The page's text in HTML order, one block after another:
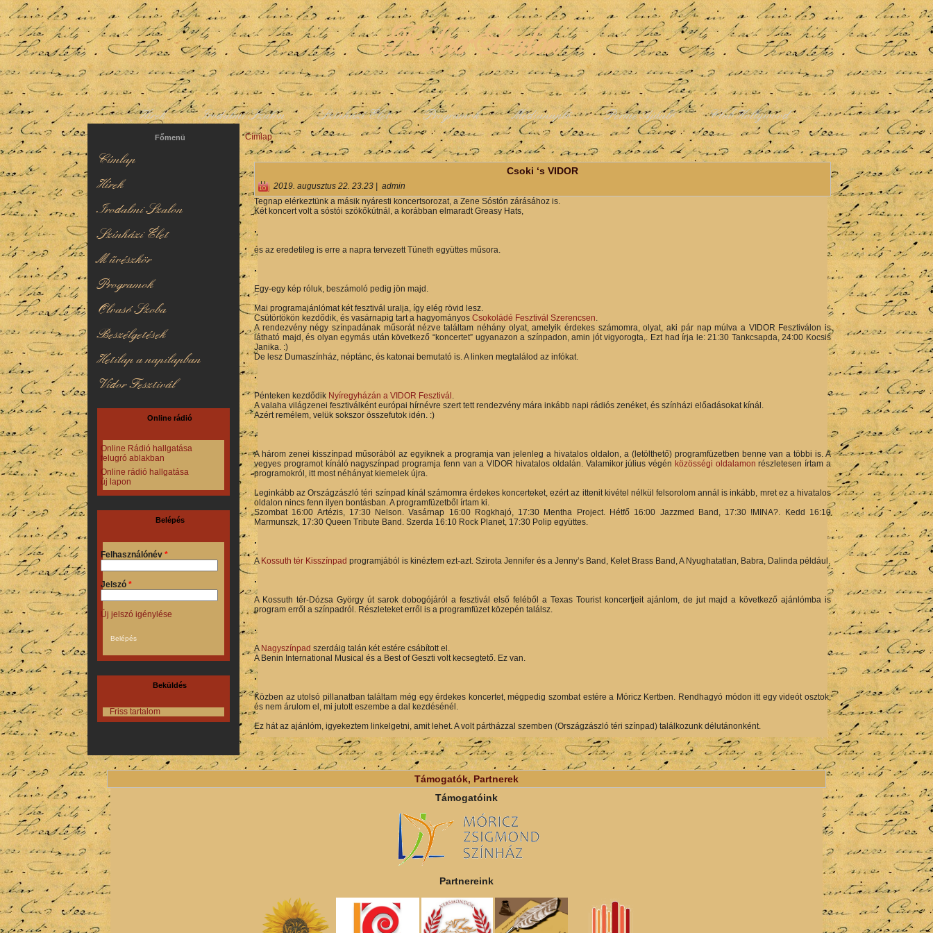
KulturSzalon
Hírek Irodalmi Szalon Színházi Élet Programok Médianapló Perme Ajánló Club Hollywood
Főmenü
Címlap
Hírek
Irodalmi Szalon
Színházi Élet
Művészkör
Programok
Olvasó Szoba
Beszélgetések
Hetilap a napilapban
Vidor Fesztivál
Online rádió
Online Rádió hallgatása
felugró ablakban
Online rádió hallgatása
új lapon
Belépés
Felhasználónév *
Jelszó *
Új jelszó igénylése
Beküldés
Friss tartalom
Jelenlegi hely
Címlap
Csoki ‘s VIDOR
2019. augusztus 22. 23.23
admin
Tegnap elérkeztünk a másik nyáresti koncertsorozat, a Zene Sóstón zárásához is.
Két koncert volt a sóstói szökőkútnál, a korábban elmaradt Greasy Hats,
és az eredetileg is erre a napra tervezett Tüneth együttes műsora.
Egy-egy kép róluk, beszámoló pedig jön majd.
Mai programajánlómat két fesztivál uralja, így elég rövid lesz.
Csütörtökön kezdődik, és vasárnapig tart a hagyományos Csokoládé Fesztivál Szerencsen.
A rendezvény négy színpadának műsorát nézve találtam néhány olyat, amelyik érdekes számomra, olyat, aki pár nap múlva a VIDOR Fesztiválon is
látható majd, és olyan egymás után következő “koncertet” ugyanazon a színpadon, amin jót vigyorogta,. Ezt had írja le: 21:30 Tankcsapda, 24:00 Kocsis
Janika. :)
De lesz Dumaszínház, néptánc, és katonai bemutató is. A linken megtalálod az infókat.
Pénteken kezdődik Nyíregyházán a VIDOR Fesztivál .
A valaha világzenei fesztiválként európai hírnévre szert tett rendezvény mára inkább napi rádiós zenéket, és színházi előadásokat kínál.
Azért remélem, velük sokszor összefutok idén. :)
A három zenei kisszínpad műsorából az egyiknek a programja van jelenleg a hivatalos oldalon, a (letölthető) programfüzetben benne van a többi is. A
vegyes programot kínáló nagyszínpad programja fenn van a VIDOR hivatalos oldalán. Valamikor július végén közösségi oldalamon részletesen írtam a
programokról, itt most néhányat kiemelek újra.
Leginkább az Országzászló téri színpad kínál számomra érdekes koncerteket, ezért az ittenit kivétel nélkül felsorolom annál is inkább, mret ez a hivatalos
oldalon nincs fenn ilyen bontásban. A programfüzetből írtam ki.
Szombat 16:00 Artézis, 17:30 Nelson. Vasárnap 16:00 Rogkhajó, 17:30 Mentha Project. Hétfő 16:00 Jazzmed Band, 17:30 !MINA?. Kedd 16:10
Marmunszk, 17:30 Queen Tribute Band. Szerda 16:10 Rock Planet, 17:30 Polip együttes.
A Kossuth tér Kisszínpad programjából is kinéztem ezt-azt. Szirota Jennifer és a Jenny’s Band, Kelet Brass Band, A Nyughatatlan, Babra, Dalinda például.
A Kossuth tér-Dózsa György út sarok dobogójáról a fesztivál első feléből a Texas Tourist koncertjeit ajánlom, de jut majd a következő ajánlómba is
program erről a színpadról. Részleteket erről is a programfüzet közepén találsz.
A Nagyszínpad szerdáig talán két estére csábított el.
A Benin International Musical és a Best of Geszti volt kecsegtető. Ez van.
Közben az utolsó pillanatban találtam még egy érdekes koncertet, mégpedig szombat estére a Móricz Kertben. Rendhagyó módon itt egy videót osztok,
és nem árulom el, mi jutott eszembe a dal kezdésénél.
Ez hát az ajánlóm, igyekeztem linkelgetni, amit lehet. A volt pártházzal szemben (Országzászló téri színpad) találkozunk délutánonként.
Támogatók, Partnerek
Támogatóink
Partnereink